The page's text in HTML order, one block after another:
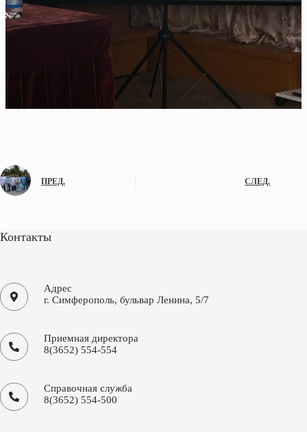
ПРЕД. СЛЕД.
Контакты
Адрес
г. Симферополь, бульвар Ленина, 5/7
Приемная директора
8(3652) 554-554
Справочная служба
8(3652) 554-500